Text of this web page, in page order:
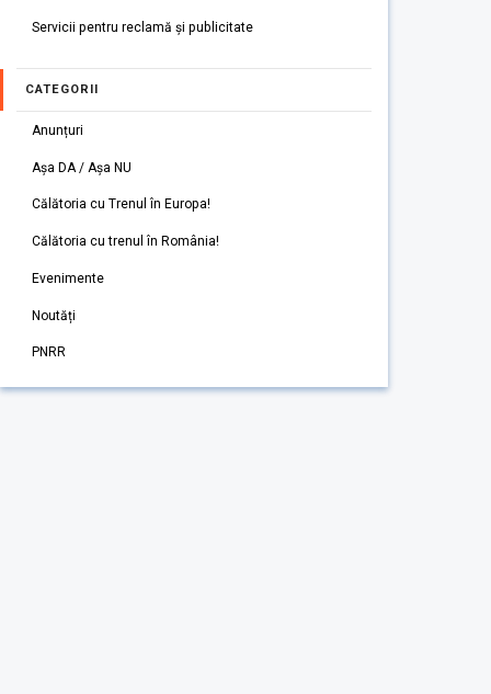
Servicii pentru reclamă și publicitate
CATEGORII
Anunțuri
Așa DA / Așa NU
Călătoria cu Trenul în Europa!
Călătoria cu trenul în România!
Evenimente
Noutăți
PNRR